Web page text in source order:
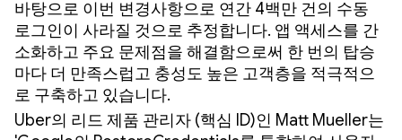
바탕으로 이번 변경사항으로 연간 4백만 건의 수동
로그인이 사라질 것으로 추정합니다. 앱 액세스를 간
소화하고 주요 문제점을 해결함으로써 한 번의 탑승
마다 더 만족스럽고 충성도 높은 고객층을 적극적으
로 구축하고 있습니다.
Uber의 리드 제품 관리자 (핵심 ID)인 Matt Mueller는